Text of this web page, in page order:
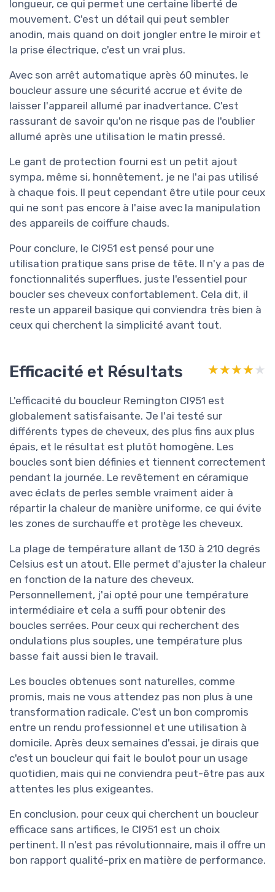
longueur, ce qui permet une certaine liberté de
mouvement. C'est un détail qui peut sembler
anodin, mais quand on doit jongler entre le miroir et
la prise électrique, c'est un vrai plus.
Avec son arrêt automatique après 60 minutes, le
boucleur assure une sécurité accrue et évite de
laisser l'appareil allumé par inadvertance. C'est
rassurant de savoir qu'on ne risque pas de l'oublier
allumé après une utilisation le matin pressé.
Le gant de protection fourni est un petit ajout
sympa, même si, honnêtement, je ne l'ai pas utilisé
à chaque fois. Il peut cependant être utile pour ceux
qui ne sont pas encore à l'aise avec la manipulation
des appareils de coiffure chauds.
Pour conclure, le CI951 est pensé pour une
utilisation pratique sans prise de tête. Il n'y a pas de
fonctionnalités superflues, juste l'essentiel pour
boucler ses cheveux confortablement. Cela dit, il
reste un appareil basique qui conviendra très bien à
ceux qui cherchent la simplicité avant tout.
Efficacité et Résultats ★★★★★
★★★★★
L'efficacité du boucleur Remington CI951 est
globalement satisfaisante. Je l'ai testé sur
différents types de cheveux, des plus fins aux plus
épais, et le résultat est plutôt homogène. Les
boucles sont bien définies et tiennent correctement
pendant la journée. Le revêtement en céramique
avec éclats de perles semble vraiment aider à
répartir la chaleur de manière uniforme, ce qui évite
les zones de surchauffe et protège les cheveux.
La plage de température allant de 130 à 210 degrés
Celsius est un atout. Elle permet d'ajuster la chaleur
en fonction de la nature des cheveux.
Personnellement, j'ai opté pour une température
intermédiaire et cela a suffi pour obtenir des
boucles serrées. Pour ceux qui recherchent des
ondulations plus souples, une température plus
basse fait aussi bien le travail.
Les boucles obtenues sont naturelles, comme
promis, mais ne vous attendez pas non plus à une
transformation radicale. C'est un bon compromis
entre un rendu professionnel et une utilisation à
domicile. Après deux semaines d'essai, je dirais que
c'est un boucleur qui fait le boulot pour un usage
quotidien, mais qui ne conviendra peut-être pas aux
attentes les plus exigeantes.
En conclusion, pour ceux qui cherchent un boucleur
efficace sans artifices, le CI951 est un choix
pertinent. Il n'est pas révolutionnaire, mais il offre un
bon rapport qualité-prix en matière de performance.